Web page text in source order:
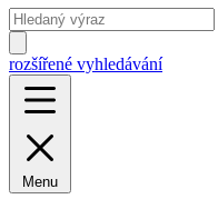
rozšířené vyhledávání
Menu